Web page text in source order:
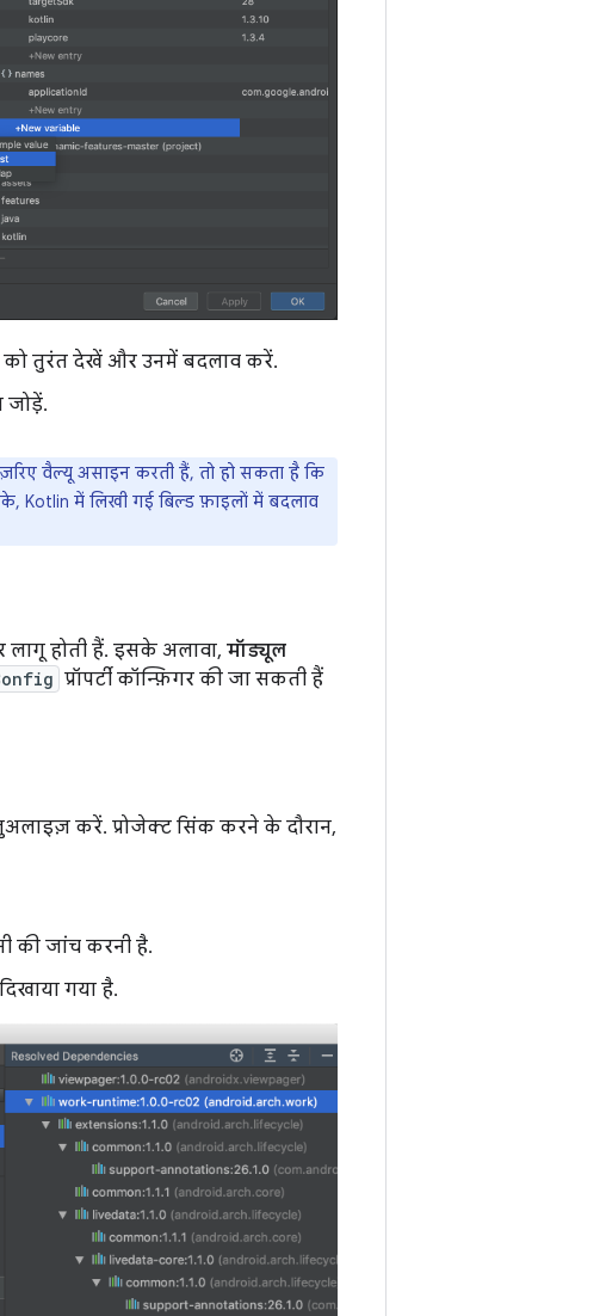
को तुरंत देखें और उनमें बदलाव करें.
जोड़ें.
वैल्यू असाइन करती हैं, तो हो सकता है कि
Kotlin में लिखी गई बिल्ड फ़ाइलों में बदलाव
लागू होती हैं. इसके अलावा, मॉड्यूल
प्रॉपर्टी कॉन्फ़िगर की जा सकती हैं
करें. प्रोजेक्ट सिंक करने के दौरान,
की जांच करनी है.
गया है.